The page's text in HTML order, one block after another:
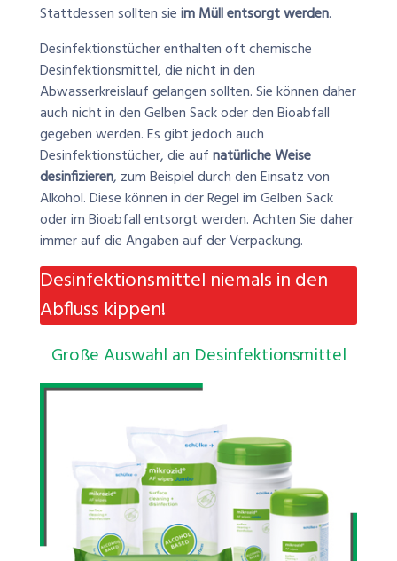
Stattdessen sollten sieim Müll entsorgt werden.
Desinfektionstücher enthalten oft chemische
Desinfektionsmittel, die nicht in den
Abwasserkreislauf gelangen sollten. Sie können daher
auch nicht in den Gelben Sack oder den Bioabfall
gegeben werden. Es gibt jedoch auch
Desinfektionstücher, die aufnatürliche Weise
desinfizieren, zum Beispiel durch den Einsatz von
Alkohol. Diese können in der Regel im Gelben Sack
oder im Bioabfall entsorgt werden. Achten Sie daher
immer auf die Angaben auf der Verpackung.
Desinfektionsmittel niemals in den
Abfluss kippen!
Große Auswahl an Desinfektionsmittel